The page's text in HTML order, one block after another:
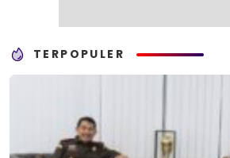
TERPOPULER